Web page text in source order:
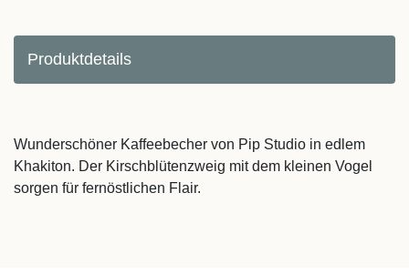
Produktdetails
Wunderschöner Kaffeebecher von Pip Studio in edlem
Khakiton. Der Kirschblütenzweig mit dem kleinen Vogel
sorgen für fernöstlichen Flair.